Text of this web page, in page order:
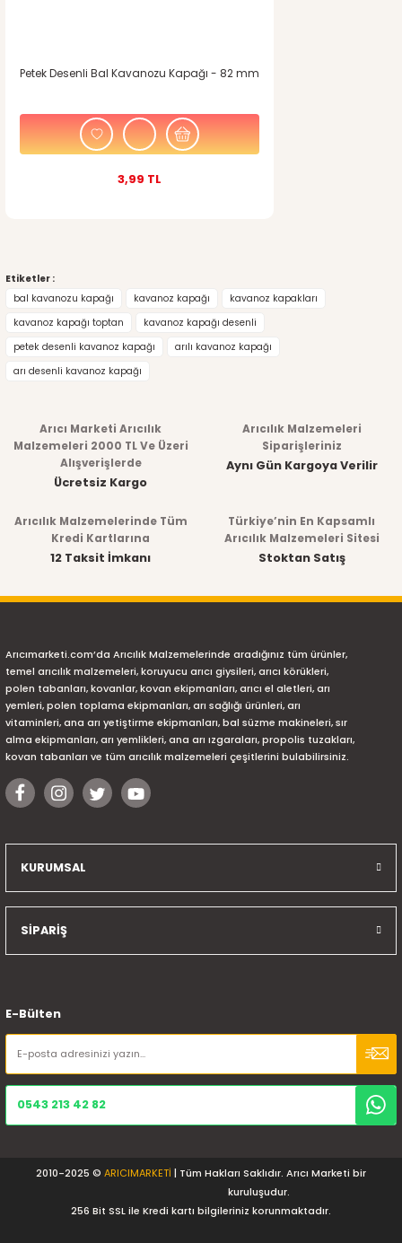
Petek Desenli Bal Kavanozu Kapağı - 82 mm
3,99 TL
Etiketler :
bal kavanozu kapağı
kavanoz kapağı
kavanoz kapakları
kavanoz kapağı toptan
kavanoz kapağı desenli
petek desenli kavanoz kapağı
arılı kavanoz kapağı
arı desenli kavanoz kapağı
Arıcı Marketi Arıcılık
Malzemeleri 2000 TL Ve Üzeri
Alışverişlerde
Ücretsiz Kargo
Arıcılık Malzemeleri
Siparişleriniz
Aynı Gün Kargoya Verilir
Arıcılık Malzemelerinde Tüm
Kredi Kartlarına
12 Taksit İmkanı
Türkiye’nin En Kapsamlı
Arıcılık Malzemeleri Sitesi
Stoktan Satış
Arıcımarketi.com’da Arıcılık Malzemelerinde aradığınız tüm ürünler,
temel arıcılık malzemeleri, koruyucu arıcı giysileri, arıcı körükleri,
polen tabanları, kovanlar, kovan ekipmanları, arıcı el aletleri, arı
yemleri, polen toplama ekipmanları, arı sağlığı ürünleri, arı
vitaminleri, ana arı yetiştirme ekipmanları, bal süzme makineleri, sır
alma ekipmanları, arı yemlikleri, ana arı ızgaraları, propolis tuzakları,
kovan tabanları ve tüm arıcılık malzemeleri çeşitlerini bulabilirsiniz.
KURUMSAL
SİPARİŞ
E-Bülten
0543 213 42 82
2010-2025 © ARICIMARKETİ | Tüm Hakları Saklıdır. Arıcı Marketi bir
kuruluşudur.
256 Bit SSL ile Kredi kartı bilgileriniz korunmaktadır.